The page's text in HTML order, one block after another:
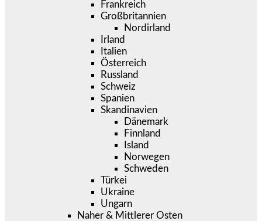
Frankreich
Großbritannien
Nordirland
Irland
Italien
Österreich
Russland
Schweiz
Spanien
Skandinavien
Dänemark
Finnland
Island
Norwegen
Schweden
Türkei
Ukraine
Ungarn
Naher & Mittlerer Osten